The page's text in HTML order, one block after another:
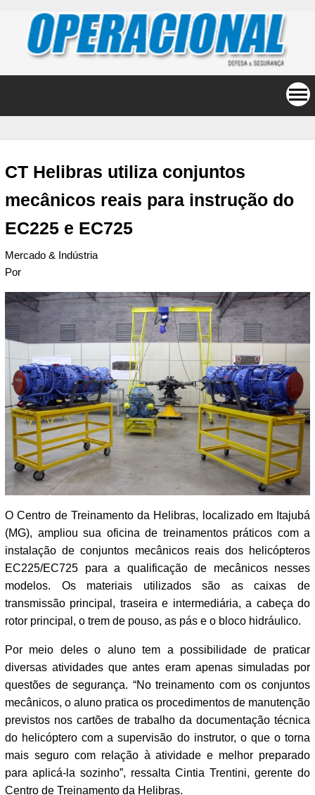
CT Helibras utiliza conjuntos
mecânicos reais para instrução do
EC225 e EC725
Mercado & Indústria
Por
O Centro de Treinamento da Helibras, localizado em Itajubá
(MG), ampliou sua oficina de treinamentos práticos com a
instalação de conjuntos mecânicos reais dos helicópteros
EC225/EC725 para a qualificação de mecânicos nesses
modelos. Os materiais utilizados são as caixas de
transmissão principal, traseira e intermediária, a cabeça do
rotor principal, o trem de pouso, as pás e o bloco hidráulico.
Por meio deles o aluno tem a possibilidade de praticar
diversas atividades que antes eram apenas simuladas por
questões de segurança. “No treinamento com os conjuntos
mecânicos, o aluno pratica os procedimentos de manutenção
previstos nos cartões de trabalho da documentação técnica
do helicóptero com a supervisão do instrutor, o que o torna
mais seguro com relação à atividade e melhor preparado
para aplicá-la sozinho”, ressalta Cintia Trentini, gerente do
Centro de Treinamento da Helibras.